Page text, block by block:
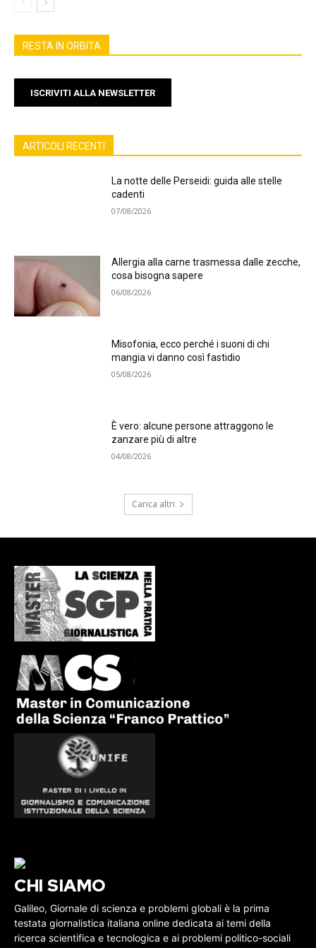
RESTA IN ORBITA
ISCRIVITI ALLA NEWSLETTER
ARTICOLI RECENTI
La notte delle Perseidi: guida alle stelle
cadenti
07/08/2026
Allergia alla carne trasmessa dalle zecche,
cosa bisogna sapere
06/08/2026
Misofonia, ecco perché i suoni di chi
mangia vi danno così fastidio
05/08/2026
È vero: alcune persone attraggono le
zanzare più di altre
04/08/2026
Carica altri
CHI SIAMO
Galileo, Giornale di scienza e problemi globali è la prima
testata giornalistica italiana online dedicata ai temi della
ricerca scientifica e tecnologica e ai problemi politico-sociali